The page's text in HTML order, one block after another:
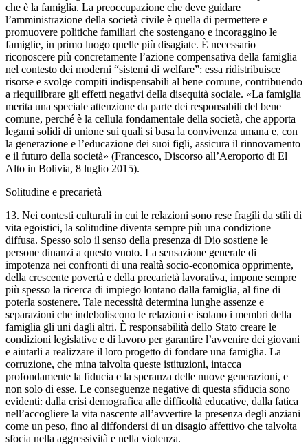
che è la famiglia. La preoccupazione che deve guidare
l’amministrazione della società civile è quella di permettere e
promuovere politiche familiari che sostengano e incoraggino le
famiglie, in primo luogo quelle più disagiate. È necessario
riconoscere più concretamente l’azione compensativa della famiglia
nel contesto dei moderni “sistemi di welfare”: essa ridistribuisce
risorse e svolge compiti indispensabili al bene comune, contribuendo
a riequilibrare gli effetti negativi della disequità sociale. «La famiglia
merita una speciale attenzione da parte dei responsabili del bene
comune, perché è la cellula fondamentale della società, che apporta
legami solidi di unione sui quali si basa la convivenza umana e, con
la generazione e l’educazione dei suoi figli, assicura il rinnovamento
e il futuro della società» (Francesco, Discorso all’Aeroporto di El
Alto in Bolivia, 8 luglio 2015).
Solitudine e precarietà
13. Nei contesti culturali in cui le relazioni sono rese fragili da stili di
vita egoistici, la solitudine diventa sempre più una condizione
diffusa. Spesso solo il senso della presenza di Dio sostiene le
persone dinanzi a questo vuoto. La sensazione generale di
impotenza nei confronti di una realtà socio-economica opprimente,
della crescente povertà e della precarietà lavorativa, impone sempre
più spesso la ricerca di impiego lontano dalla famiglia, al fine di
poterla sostenere. Tale necessità determina lunghe assenze e
separazioni che indeboliscono le relazioni e isolano i membri della
famiglia gli uni dagli altri. È responsabilità dello Stato creare le
condizioni legislative e di lavoro per garantire l’avvenire dei giovani
e aiutarli a realizzare il loro progetto di fondare una famiglia. La
corruzione, che mina talvolta queste istituzioni, intacca
profondamente la fiducia e la speranza delle nuove generazioni, e
non solo di esse. Le conseguenze negative di questa sfiducia sono
evidenti: dalla crisi demografica alle difficoltà educative, dalla fatica
nell’accogliere la vita nascente all’avvertire la presenza degli anziani
come un peso, fino al diffondersi di un disagio affettivo che talvolta
sfocia nella aggressività e nella violenza.